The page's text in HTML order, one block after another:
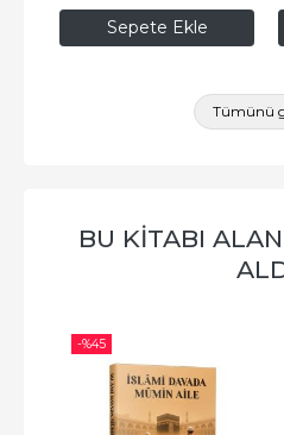
Sepete Ekle
Tümünü
BU KITABI
-%45